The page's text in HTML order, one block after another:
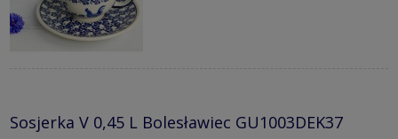
Sosjerka V 0,45 L Bolesławiec GU1003DEK37